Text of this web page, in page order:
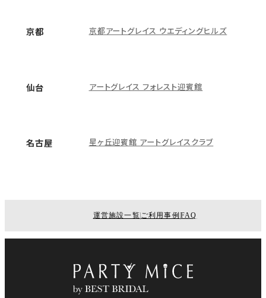
京都 京都アートグレイス ウエディングヒルズ
仙台 アートグレイス フォレスト迎賓館
名古屋 星ヶ丘迎賓館 アートグレイスクラブ
運営施設一覧 ご利用事例 FAQ